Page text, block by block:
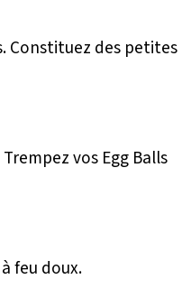
Constituez des petites
vos Egg Balls
feu doux.